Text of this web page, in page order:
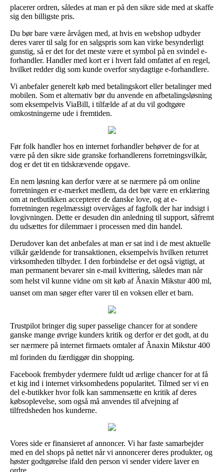
placerer ordren, således at man er på den sikre side med at skaffe
sig den billigste pris.
Du bør bare være årvågen med, at hvis en webshop udbyder
deres varer til salg for en salgspris som kan virke besynderligt
gunstig, så er det for det meste være et symbol på en svindel e-
forhandler. Handler med kort er i hvert fald omfattet af en regel,
hvilket redder dig som kunde overfor snydagtige e-forhandlere.
Vi anbefaler generelt køb med betalingskort eller betalinger med
mobilen. Som et alternativ bør du anvende en afbetalingsløsning
som eksempelvis ViaBill, i tilfælde af at du vil godtgøre
omkostningerne ude i fremtiden.
Før folk handler hos en internet forhandler behøver de for at
være på den sikre side granske forhandlerens forretningsvilkår,
dog er det tit en tidskrævende opgave.
En nem løsning kan derfor være at se nærmere på om online
forretningen er e-mærket medlem, da det bør være en erklæring
om at netbutikken accepterer de danske love, og at e-
forretningen regelmæssigt overvåges af fagfolk der har indsigt i
lovgivningen. Dette er desuden din anledning til support, såfremt
du udsættes for dilemmaer i processen med din handel.
Derudover kan det anbefales at man er sat ind i de mest aktuelle
vilkår gældende for transaktionen, eksempelvis hvilken returret
virksomheden tilbyder. I den forbindelse er det også vigtigt, at
man permanent bevarer sin e-mail kvittering, således man når
som helst vil kunne vidne om sit køb af Ãnaxin Mikstur 400 ml,
uanset om man søger efter varer til en voksen eller et barn.
Trustpilot bringer dig super passelige chancer for at sondere
ganske mange øvrige kunders kritik og derfor er det godt, at du
ser nærmere på internet firmaets omtaler af Ãnaxin Mikstur 400
ml forinden du færdiggør din shopping.
Facebook frembyder ydermere fuldt ud ærlige chancer for at få
et kig ind i internet virksomhedens popularitet. Tilmed ser vi en
del e-butikker hvor folk kan sammensætte en kritik af deres
købsoplevelse, som også må anvendes til afvejning af
tilfredsheden hos kunderne.
Vores side er finansieret af annoncer. Vi har faste samarbejder
med en del shops på nettet når vi annoncerer deres produkter, og
høster godtgørelse ifald den person vi sender videre laver en
ordre.